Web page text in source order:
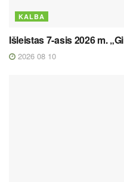
KALBA
Išleistas 7-asis 2026 m.
2026 08 10